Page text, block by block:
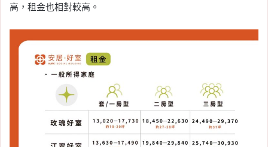
高，租金也相對較高。